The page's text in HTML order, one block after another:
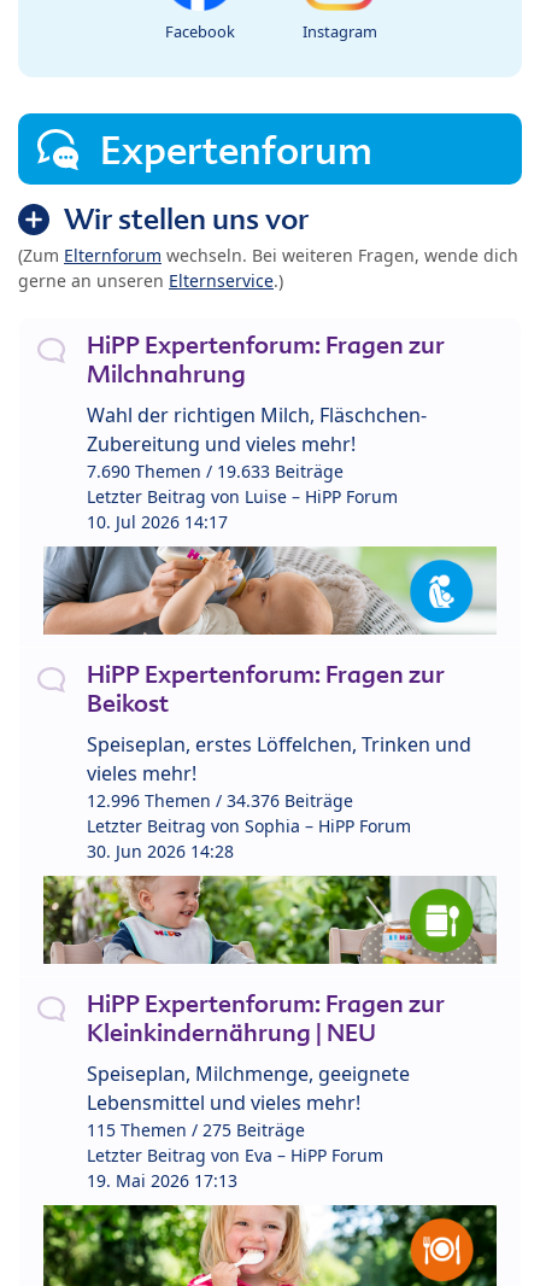
Facebook Instagram
Expertenforum
Wir stellen uns vor
(Zum Elternforum wechseln. Bei weiteren Fragen, wende dich
gerne an unseren Elternservice.)
HiPP Expertenforum: Fragen zur
Milchnahrung
Wahl der richtigen Milch, Fläschchen-
Zubereitung und vieles mehr!
7.690 Themen / 19.633 Beiträge
Letzter Beitrag von Luise – HiPP Forum
10. Jul 2026 14:17
HiPP Expertenforum: Fragen zur
Beikost
Speiseplan, erstes Löffelchen, Trinken und
vieles mehr!
12.996 Themen / 34.376 Beiträge
Letzter Beitrag von Sophia – HiPP Forum
30. Jun 2026 14:28
HiPP Expertenforum: Fragen zur
Kleinkindernährung | NEU
Speiseplan, Milchmenge, geeignete
Lebensmittel und vieles mehr!
115 Themen / 275 Beiträge
Letzter Beitrag von Eva – HiPP Forum
19. Mai 2026 17:13